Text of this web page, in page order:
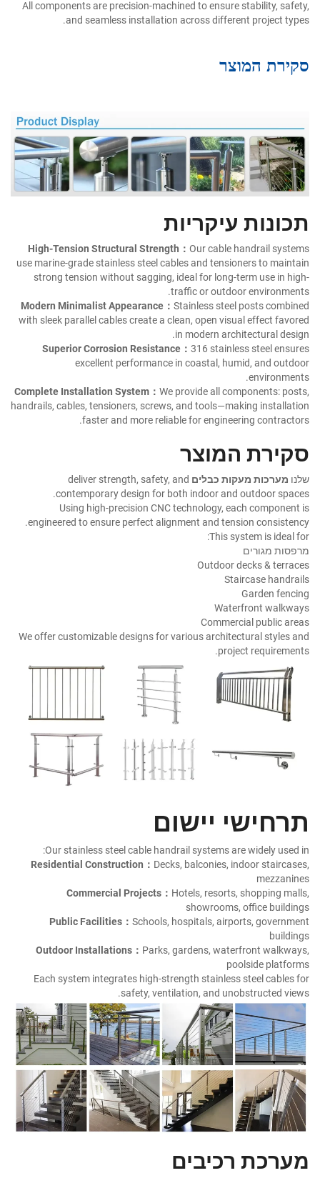
All components are precision-machined to ensure stability, safety,
and seamless installation across different project types.
סקירת המוצר
תכונות עיקריות
High-Tension Structural Strength： Our cable handrail systems
use marine-grade stainless steel cables and tensioners to maintain
strong tension without sagging, ideal for long-term use in high-
traffic or outdoor environments.
Modern Minimalist Appearance： Stainless steel posts combined
with sleek parallel cables create a clean, open visual effect favored
in modern architectural design.
Superior Corrosion Resistance： 316 stainless steel ensures
excellent performance in coastal, humid, and outdoor
environments.
Complete Installation System： We provide all components: posts,
handrails, cables, tensioners, screws, and tools—making installation
faster and more reliable for engineering contractors.
סקירת המוצר
שלנו מערכות מעקות כבלים deliver strength, safety, and
contemporary design for both indoor and outdoor spaces.
Using high-precision CNC technology, each component is
engineered to ensure perfect alignment and tension consistency.
This system is ideal for:
מרפסות מגורים
Outdoor decks & terraces
Staircase handrails
Garden fencing
Waterfront walkways
Commercial public areas
We offer customizable designs for various architectural styles and
project requirements.
תרחישי יישום
Our stainless steel cable handrail systems are widely used in:
Residential Construction： Decks, balconies, indoor staircases,
mezzanines
Commercial Projects： Hotels, resorts, shopping malls,
showrooms, office buildings
Public Facilities： Schools, hospitals, airports, government
buildings
Outdoor Installations： Parks, gardens, waterfront walkways,
poolside platforms
Each system integrates high-strength stainless steel cables for
safety, ventilation, and unobstructed views.
מערכת רכיבים